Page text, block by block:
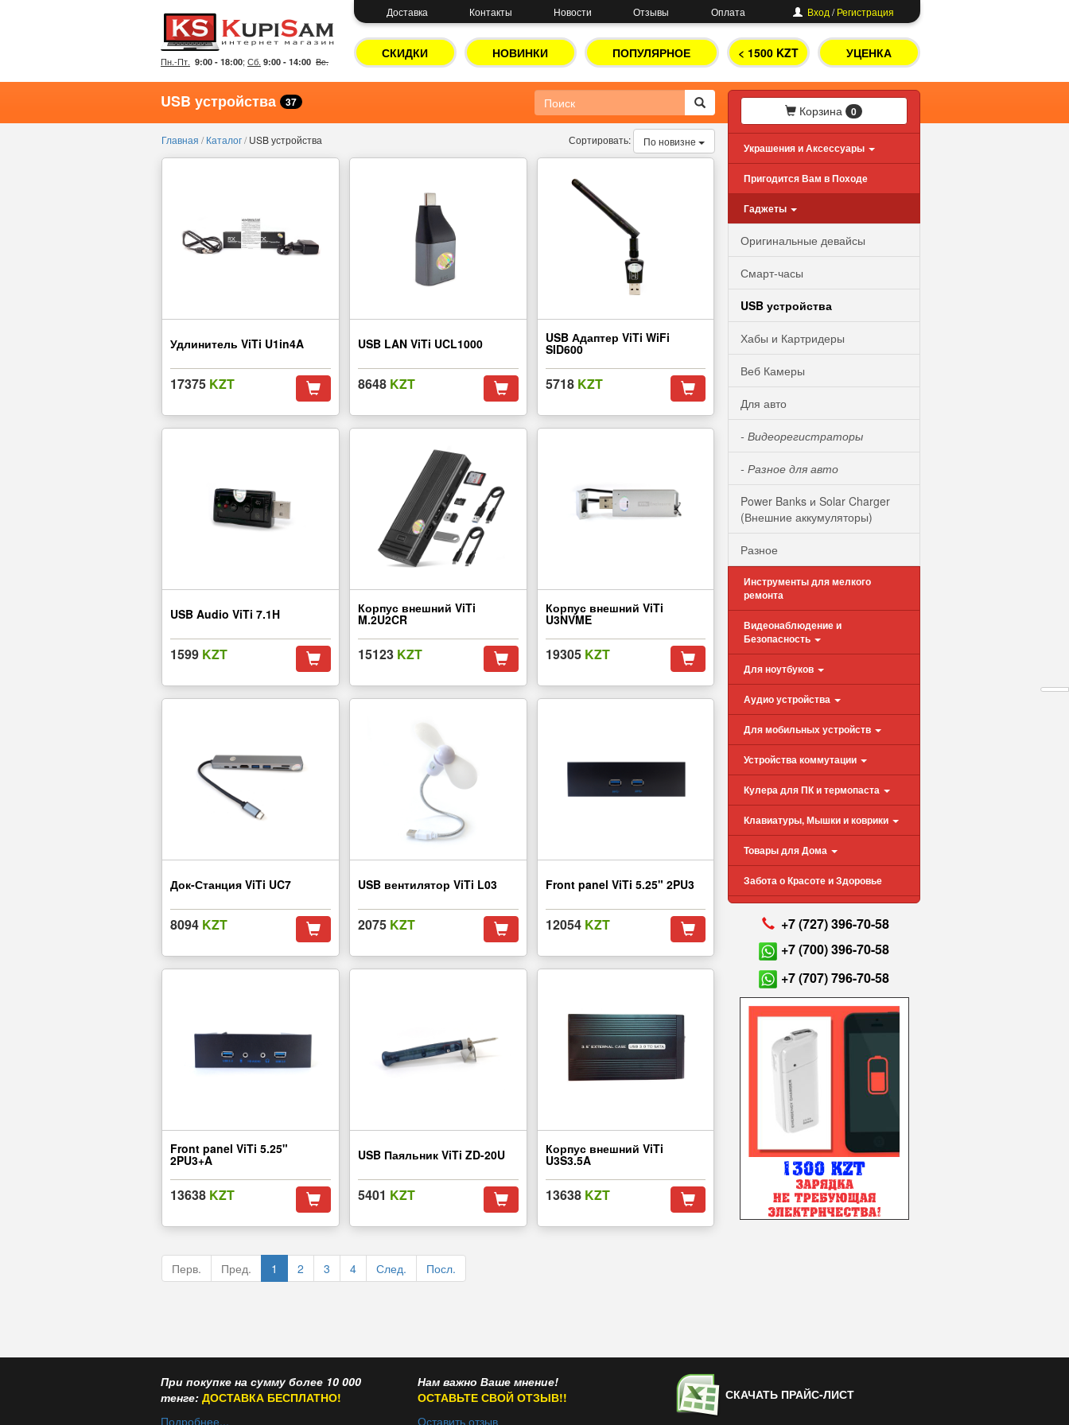
Пн.-Пт. 9:00 - 18:00; Сб. 9:00 - 14:00 Вс.
Доставка Контакты Новости Отзывы Оплата Вход /Регистрация
СКИДКИ НОВИНКИ ПОПУЛЯРНОЕ < 1500 KZT УЦЕНКА
Главная /Каталог/USB устройства Сортировать: По новизне
USB устройства 37
Удлинитель ViTi U1in4A
17375 KZT
USB LAN ViTi UCL1000
8648 KZT
USB Адаптер ViTi WiFi
SID600
5718 KZT
USB Audio ViTi 7.1H
1599 KZT
Корпус внешний ViTi
M.2U2CR
15123 KZT
Корпус внешний ViTi
U3NVME
19305 KZT
Док-Станция ViTi UC7
8094 KZT
USB вентилятор ViTi L03
2075 KZT
Front panel ViTi 5.25" 2PU3
12054 KZT
Front panel ViTi 5.25"
2PU3+A
13638 KZT
USB Паяльник ViTi ZD-20U
5401 KZT
Корпус внешний ViTi
U3S3.5A
13638 KZT
Перв. Пред. 1 2 3 4 След. Посл.
Корзина 0
Украшения и Аксессуары
Пригодится Вам в Походе
Гаджеты
Оригинальные девайсы
Смарт-часы
USB устройства
Хабы и Картридеры
Веб Камеры
Для авто
- Видеорегистраторы
- Разное для авто
Power Banks и Solar Charger
(Внешние аккумуляторы)
Разное
Инструменты для мелкого
ремонта
Видеонаблюдение и
Безопасность
Для ноутбуков
Аудио устройства
Для мобильных устройств
Устройства коммутации
Кулера для ПК и термопаста
Клавиатуры, Мышки и коврики
Товары для Дома
Забота о Красоте и Здоровье
+7 (727) 396-70-58
+7 (700) 396-70-58
+7 (707) 796-70-58
При покупке на сумму более 10 000
тенге: ДОСТАВКА БЕСПЛАТНО!
Подробнее...
Нам важно Ваше мнение!
ОСТАВЬТЕ СВОЙ ОТЗЫВ!!
Оставить отзыв
СКАЧАТЬ ПРАЙС-ЛИСТ